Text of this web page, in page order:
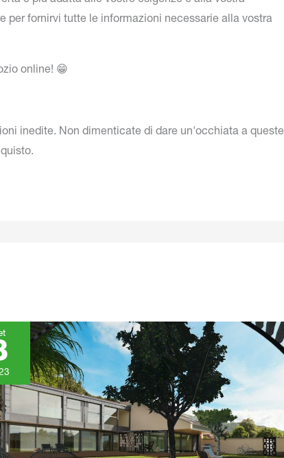
per fornirvi tutte le informazioni necessarie alla vostra
online! 😁
inedite. Non dimenticate di dare un'occhiata a queste